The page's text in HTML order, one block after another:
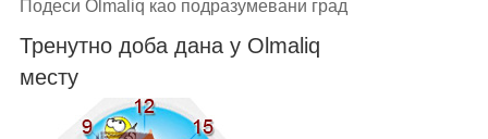
Подеси Olmaliq као подразумевани град
Тренутно доба дана у Olmaliq
месту